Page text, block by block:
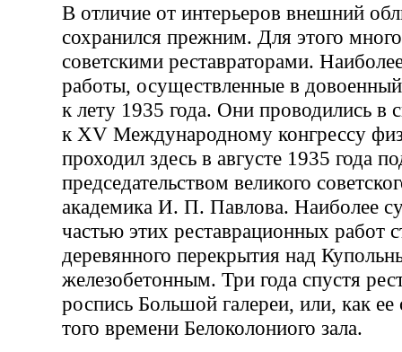
В отличие от интерьеров внешний
сохранился прежним. Для этого
советскими реставраторами.
работы, осуществленные в
к лету 1935 года. Они проводились в
к XV Международному конгрессу
проходил здесь в августе 1935 года
председательством великого
академика И. П. Павлова. Наиболее
частью этих реставрационных работ
деревянного перекрытия над
железобетонным. Три года спустя
роспись Большой галереи, или, как ее
того времени Белоколониого зала.